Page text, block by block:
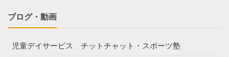
ブログ・動画
児童デイサービス チットチャット・スポーツ塾